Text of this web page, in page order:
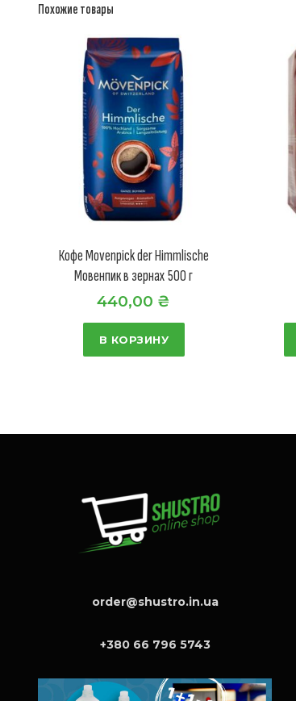
Похожие товары
Кофе Movenpick der Himmlische
Мовенпик в зернах 500 г
440,00 ₴
В КОРЗИНУ
order@shustro.in.ua
+380 66 796 5743